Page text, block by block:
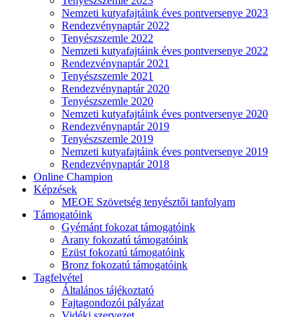
Nemzeti kutyafajtáink éves pontversenye 2023
Rendezvénynaptár 2022
Tenyészszemle 2022
Nemzeti kutyafajtáink éves pontversenye 2022
Rendezvénynaptár 2021
Tenyészszemle 2021
Rendezvénynaptár 2020
Tenyészszemle 2020
Nemzeti kutyafajtáink éves pontversenye 2020
Rendezvénynaptár 2019
Tenyészszemle 2019
Nemzeti kutyafajtáink éves pontversenye 2019
Rendezvénynaptár 2018
Online Champion
Képzések
MEOE Szövetség tenyésztői tanfolyam
Támogatóink
Gyémánt fokozat támogatóink
Arany fokozatú támogatóink
Ezüst fokozatú támogatóink
Bronz fokozatú támogatóink
Tagfelvétel
Általános tájékoztató
Fajtagondozói pályázat